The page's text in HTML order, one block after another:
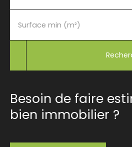
Surface min (m²)
Besoin de faire
bien immobilier ?